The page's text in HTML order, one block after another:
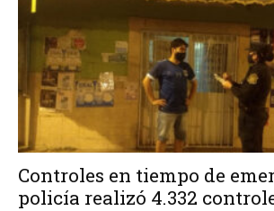
Controles en tiempo de
policía realizó 4.332